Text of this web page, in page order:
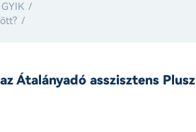
Átalányadó asszisztens Plusz